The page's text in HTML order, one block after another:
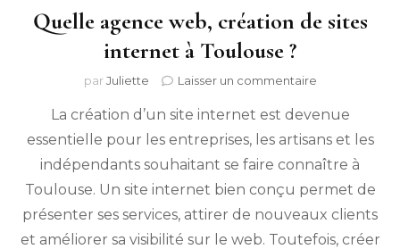
Quelle agence web, création de sites
internet à Toulouse ?
parJuliette Laisser un commentairesur
agence
web,
de
sites
internet
à
Toulouse
La création d’un site internet est devenue
essentielle pour les entreprises, les artisans et les
indépendants souhaitant se faire connaître à
Toulouse. Un site internet bien conçu permet de
présenter ses services, attirer de nouveaux clients
et améliorer sa visibilité sur le web. Toutefois, créer